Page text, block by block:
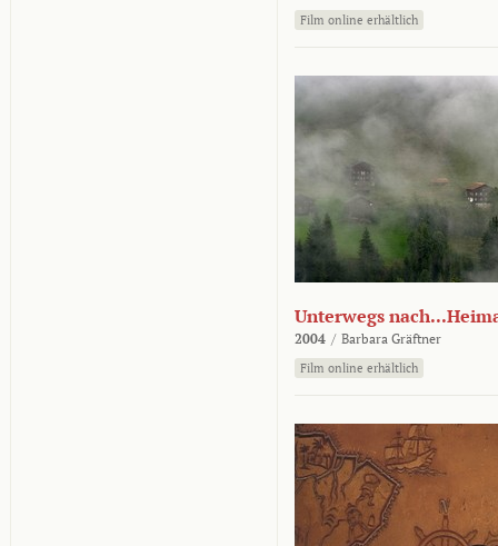
Film online erhältlich
Unterwegs
2004 / Barbara Gräftner
Film online erhältlich